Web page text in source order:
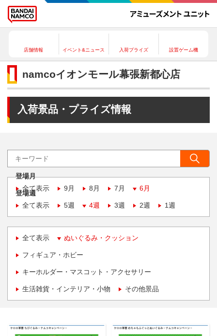
店舗情報 イベント&ニュース 入荷プライズ 設置ゲーム機
namcoイオンモール幕張新都心店
入荷景品・プライズ情報
登場月
全て表示
9月 8月 7月 6月
登場週
全て表示
5週 4週 3週 2週 1週
全て表示 ぬいぐるみ・クッション
フィギュア・ホビー
キーホルダー・マスコット・アクセサリー
生活雑貨・インテリア・小物 その他景品